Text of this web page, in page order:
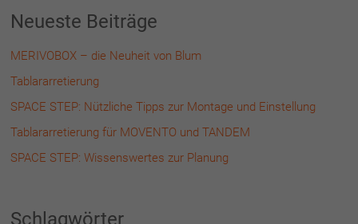
Neueste Beiträge
MERIVOBOX – die Neuheit von Blum
Tablararretierung
SPACE STEP: Nützliche Tipps zur Montage und Einstellung
Tablararretierung für MOVENTO und TANDEM
SPACE STEP: Wissenswertes zur Planung
Schlagwörter